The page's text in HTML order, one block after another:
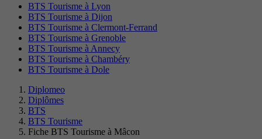
BTS Tourisme à Lyon
BTS Tourisme à Dijon
BTS Tourisme à Clermont-Ferrand
BTS Tourisme à Grenoble
BTS Tourisme à Annecy
BTS Tourisme à Chambéry
BTS Tourisme à Dole
Diplomeo
Diplômes
BTS
BTS Tourisme
Fiche BTS Tourisme à Mâcon